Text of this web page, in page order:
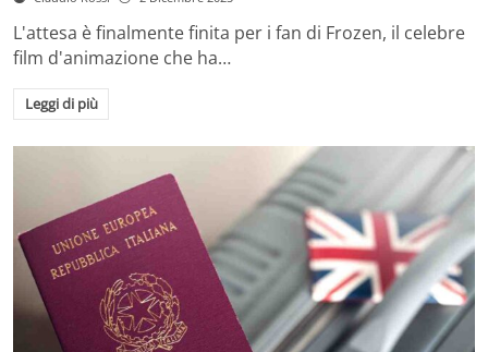
L'attesa è finalmente finita per i fan di Frozen, il celebre
film d'animazione che ha…
Leggi di più